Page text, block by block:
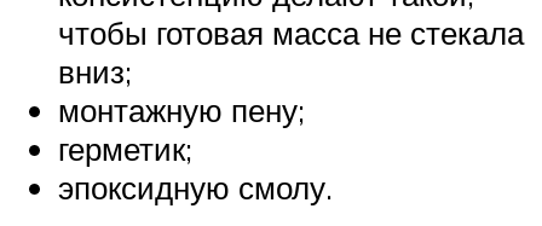
чтобы готовая масса не стекала
вниз;
монтажную пену;
герметик;
эпоксидную смолу.